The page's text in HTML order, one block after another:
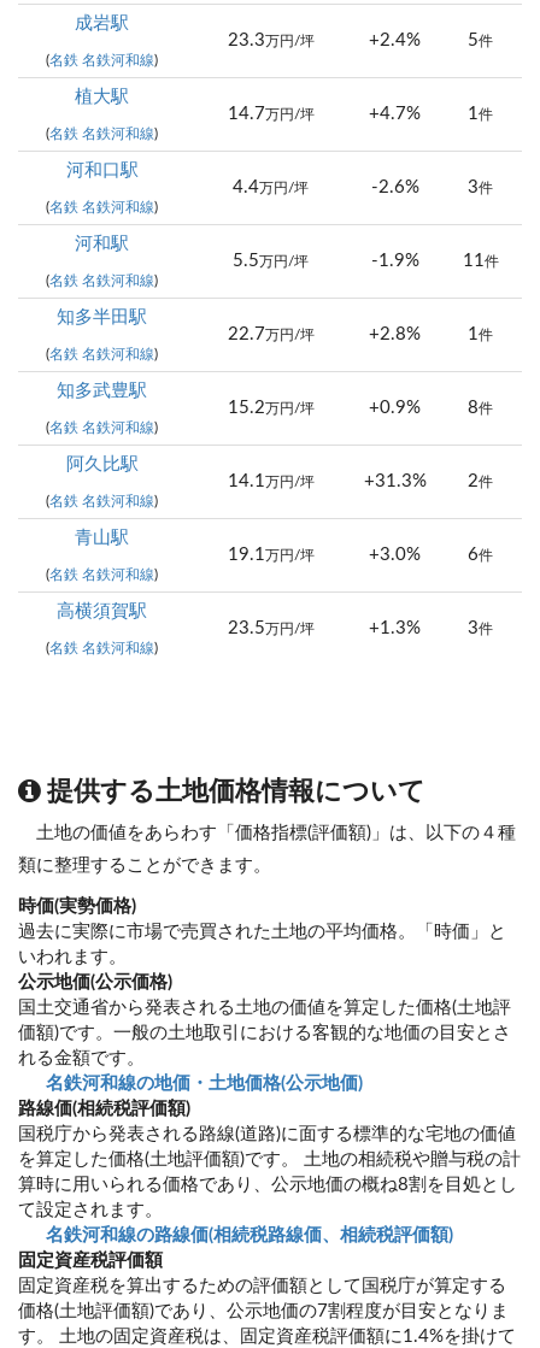
成岩駅
(名鉄 名鉄河和線)
23.3万円/坪 +2.4% 5件
植大駅
(名鉄 名鉄河和線)
14.7万円/坪 +4.7% 1件
河和口駅
(名鉄 名鉄河和線)
4.4万円/坪 -2.6% 3件
河和駅
(名鉄 名鉄河和線)
5.5万円/坪 -1.9% 11件
知多半田駅
(名鉄 名鉄河和線)
22.7万円/坪 +2.8% 1件
知多武豊駅
(名鉄 名鉄河和線)
15.2万円/坪 +0.9% 8件
阿久比駅
(名鉄 名鉄河和線)
14.1万円/坪 +31.3% 2件
青山駅
(名鉄 名鉄河和線)
19.1万円/坪 +3.0% 6件
高横須賀駅
(名鉄 名鉄河和線)
23.5万円/坪 +1.3% 3件
提供する土地価格情報について
土地の価値をあらわす「価格指標(評価額)」は、以下の４種
類に整理することができます。
時価(実勢価格)
過去に実際に市場で売買された土地の平均価格。「時価」と
いわれます。
公示地価(公示価格)
国土交通省から発表される土地の価値を算定した価格(土地評
価額)です。一般の土地取引における客観的な地価の目安とさ
れる金額です。
名鉄河和線の地価・土地価格(公示地価)
路線価(相続税評価額)
国税庁から発表される路線(道路)に面する標準的な宅地の価値
を算定した価格(土地評価額)です。 土地の相続税や贈与税の計
算時に用いられる価格であり、公示地価の概ね8割を目処とし
て設定されます。
名鉄河和線の路線価(相続税路線価、相続税評価額)
固定資産税評価額
固定資産税を算出するための評価額として国税庁が算定する
価格(土地評価額)であり、公示地価の7割程度が目安となりま
す。 土地の固定資産税は、固定資産税評価額に1.4%を掛けて